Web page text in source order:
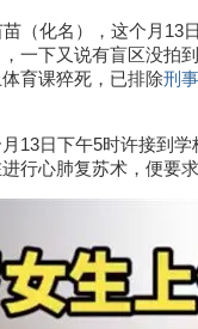
（化名），这个月13
一下又说有盲区没拍
育课猝死，已排除刑
13日下午5时许接到
行心肺复苏术，便要